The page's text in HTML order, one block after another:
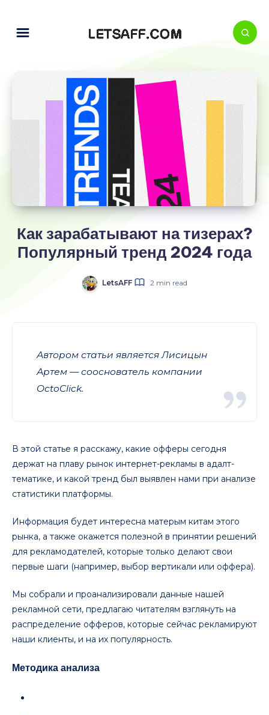
Как зарабатывают на тизерах?
Популярный тренд 2024 года
LetsAFF 2 min read
Автором статьи является Лисицын
Артем — сооснователь компании
OctoClick.
В этой статье я расскажу, какие офферы сегодня
держат на плаву рынок интернет-рекламы в адалт-
тематике, и какой тренд был выявлен нами при анализе
статистики платформы.
Информация будет интересна матерым китам этого
рынка, а также окажется полезной в принятии решений
для рекламодателей, которые только делают свои
первые шаги (например, выбор вертикали или оффера).
Мы собрали и проанализировали данные нашей
рекламной сети, предлагаю читателям взглянуть на
распределение офферов, которые сейчас рекламируют
наши клиенты, и на их популярность.
Методика анализа